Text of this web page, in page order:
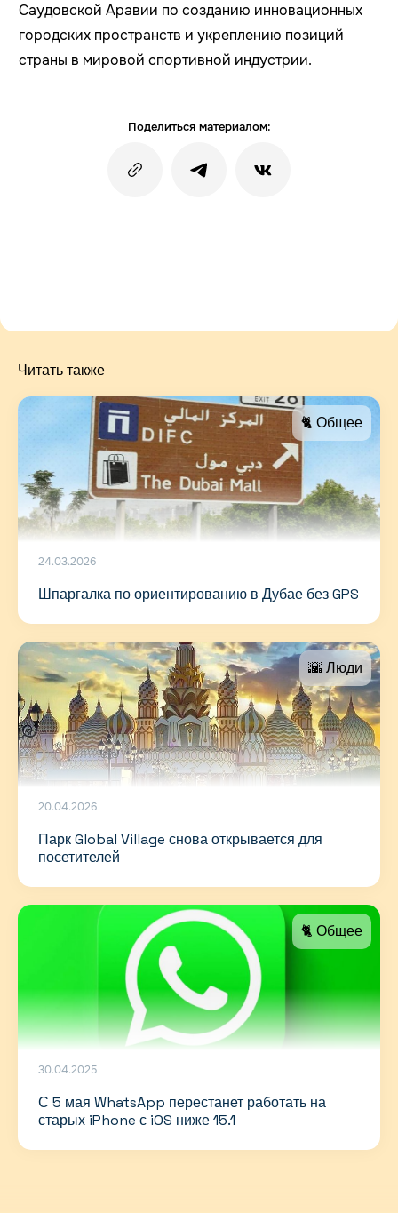
Саудовской Аравии по созданию инновационных
городских пространств и укреплению позиций
страны в мировой спортивной индустрии.
Поделиться материалом:
Читать также
🐈 Общее
24.03.2026
Шпаргалка по ориентированию в Дубае без GPS
🌇 Люди
20.04.2026
Парк Global Village снова открывается для
посетителей
🐈 Общее
30.04.2025
С 5 мая WhatsApp перестанет работать на
старых iPhone с iOS ниже 15.1